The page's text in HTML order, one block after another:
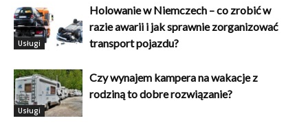
Usługi
Holowanie w Niemczech – co zrobić w
razie awarii i jak sprawnie zorganizować
transport pojazdu?
Usługi
Czy wynajem kampera na wakacje z
rodziną to dobre rozwiązanie?